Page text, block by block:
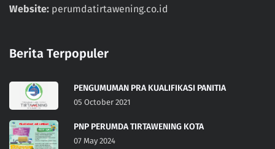
Website: perumdatirtawening.co.id
Berita Terpopuler
PENGUMUMAN PRA KUALIFIKASI PANITIA
05 October 2021
PNP PERUMDA TIRTAWENING KOTA
07 May 2024